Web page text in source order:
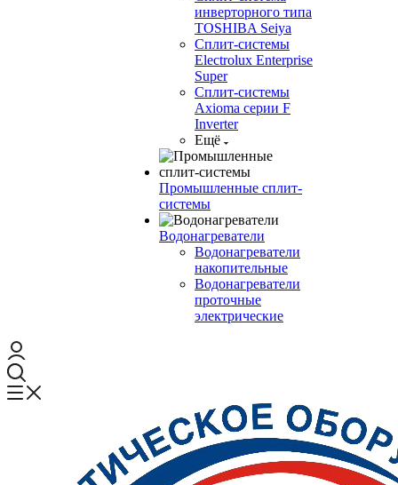
инверторного типа
TOSHIBA Seiya
Сплит-системы
Electrolux Enterprise
Super
Сплит-системы
Axioma серии F
Inverter
Ещё
Промышленные сплит-
системы
Водонагреватели
Водонагреватели
накопительные
Водонагреватели
проточные
электрические